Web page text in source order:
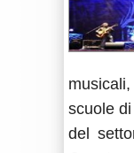
scuole
del